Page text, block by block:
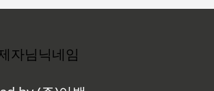
자님닉네임